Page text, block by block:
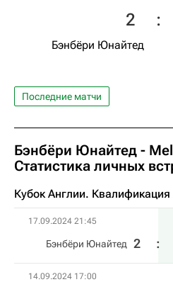
Бэнбёри Юнайтед
2 :
Последние матчи
Бэнбёри Юнайтед -
Статистика личных
Кубок Англии. Квалификация
17.09.2024 21:45
Бэнбёри Юнайтед 2 :
14.09.2024 17:00